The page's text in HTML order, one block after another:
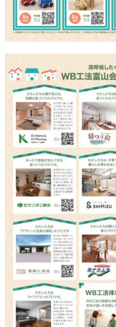
構造・防水20年保証
設備10年保証